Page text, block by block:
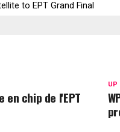
to EPT Grand Final
UP
en chip de l'EPT